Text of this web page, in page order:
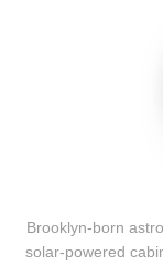
Brooklyn-born
solar-powered